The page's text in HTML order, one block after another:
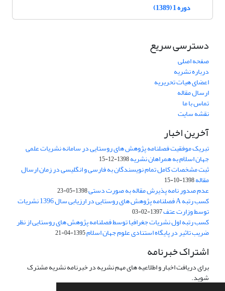
دوره 1 (1389)
دسترسی سریع
صفحه اصلی
درباره نشریه
اعضای هیات تحریریه
ارسال مقاله
تماس با ما
نقشه سایت
آخرین اخبار
تبریک موفقیت فصلنامه پژوهش های روستایی در سامانه نشریات علمی
جهان اسلام به همراهان نشریه1398-12-15
ثبت مشخصات کامل تمام نویسندگان به فارسی و انگلیسی در زمان ارسال
مقاله1398-10-15
عدم صدور نامه پذیرش مقاله به صورت دستی1398-05-23
کسب رتبه A فصلنامه پژوهش های روستایی در ارزیابی سال 1396 نشریات
توسط وزارت عتف1397-02-03
کسب رتبه اول نشریات جغرافیا توسط فصلنامه پژوهش های روستایی از نظر
ضریب تاثیر در پایگاه استنادی علوم جهان اسلام1395-04-21
اشتراک خبرنامه
برای دریافت اخبار و اطلاعیه های مهم نشریه در خبرنامه نشریه مشترک
شوید.